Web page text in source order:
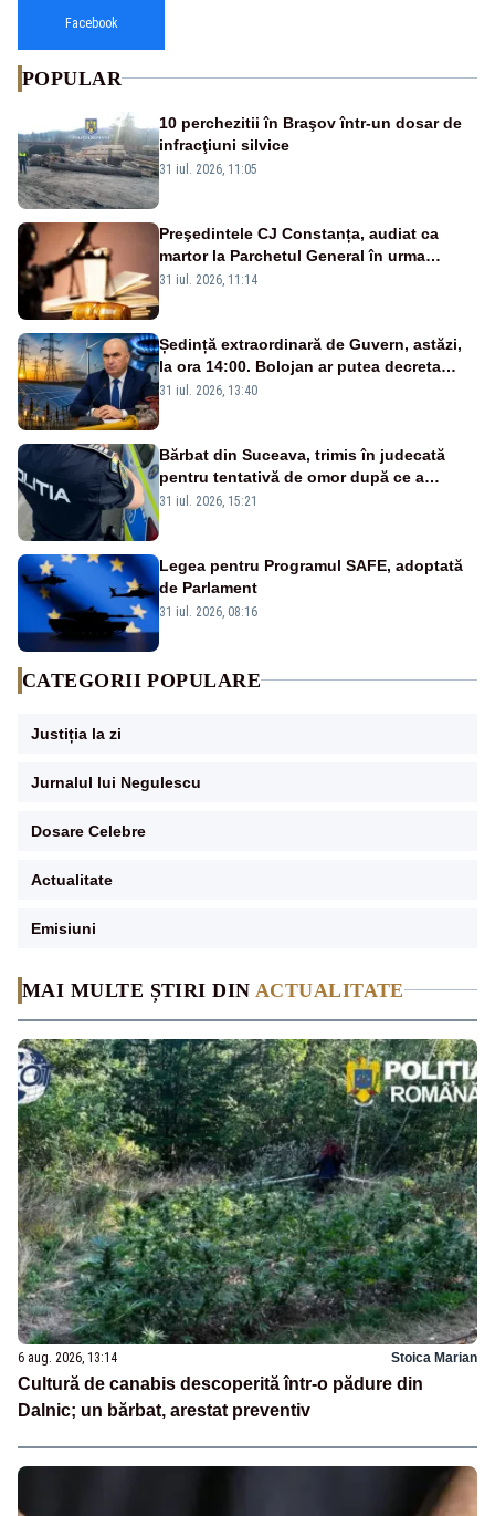
MAI MULTE ȘTIRI DIN ACTUALITATE
6 aug. 2026, 13:14 Stoica Marian
Cultură de canabis descoperită într-o pădure din
Dalnic; un bărbat, arestat preventiv
Facebook
POPULAR
10 perchezitii în Braşov într-un dosar de
infracţiuni silvice
31 iul. 2026, 11:05
Preşedintele CJ Constanța, audiat ca
martor la Parchetul General în urma
percheziţiei la firma unde este acţionar
31 iul. 2026, 11:14
Ședință extraordinară de Guvern, astăzi,
la ora 14:00. Bolojan ar putea decreta
stare de urgență energetică
31 iul. 2026, 13:40
Bărbat din Suceava, trimis în judecată
pentru tentativă de omor după ce a
înjunghiat un tânăr în urma unui conflict
31 iul. 2026, 15:21
Legea pentru Programul SAFE, adoptată
de Parlament
31 iul. 2026, 08:16
CATEGORII POPULARE
Justiția la zi
Jurnalul lui Negulescu
Dosare Celebre
Actualitate
Emisiuni